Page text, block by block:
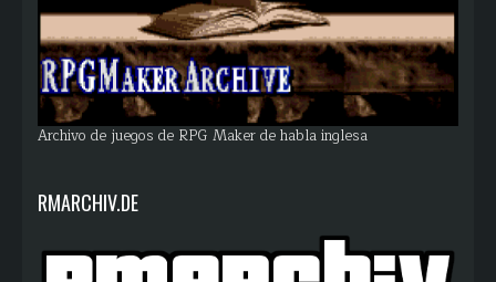
Archivo de juegos de RPG Maker de habla inglesa
RMARCHIV.DE